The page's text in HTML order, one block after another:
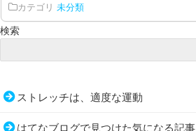
カテゴリ 未分類
検索
ストレッチは、適度な運動
はてなブログで見つけた気になる記事